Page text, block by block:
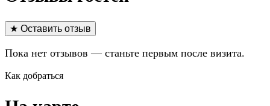
★ Оставить отзыв
Пока нет отзывов — станьте первым после визита.
Как добраться